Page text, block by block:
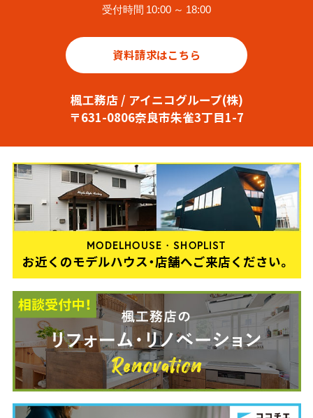
受付時間 10:00 ～ 18:00
資料請求はこちら
楓工務店 / アイニコグループ(株)
〒631-0806奈良市朱雀3丁目1-7
MODELHOUSE・SHOPLIST
お近くのモデルハウス・店舗へご来店ください。